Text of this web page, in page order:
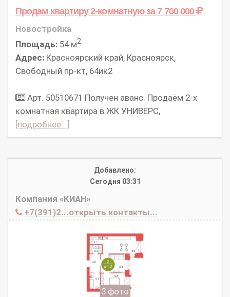
Продам квартиру 2-комнатнуюза 7 700 000
Новостройка
Площадь: 54 м2
Адрес: Красноярский край, Красноярск,
Свободный пр-кт, 64ик2
Арт. 50510671 Получен аванс. Продаём 2-х
комнатная квартира в ЖК УНИВЕРС,
[подробнее...]
Добавлено:
Сегодня 03:31
Компания «КИАН»
+7(391)2...открыть контакты...
3 фото